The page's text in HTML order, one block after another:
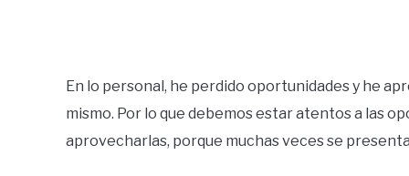
En lo personal, he perdido oportunidades y he
mismo. Por lo que debemos estar atentos a las
aprovecharlas, porque muchas veces se